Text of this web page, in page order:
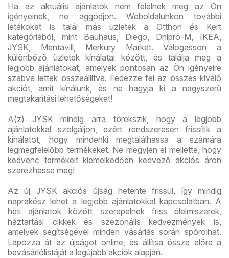
Ha az aktuális ajánlatok nem felelnek meg az Ön
igényeinek, ne aggódjon. Weboldalunkon további
letákokat is talál más üzletek a Otthon és Kert
kategóriából, mint Bauhaus, Diego, Dnipro-M, IKEA,
JYSK, Mentavill, Merkury Market. Válogasson a
különböző üzletek kínálatai között, és találja meg a
legjobb ajánlatokat, amelyek pontosan az Ön igényeire
szabva lettek összeállítva. Fedezze fel az összes kiváló
akciót, amit kínálunk, és ne hagyja ki a nagyszerű
megtakarítási lehetőségeket!
A(z) JYSK mindig arra törekszik, hogy a legjobb
ajánlatokkal szolgáljon, ezért rendszeresen frissítik a
kínálatot, hogy mindenki megtalálhassa a számára
legmegfelelőbb termékeket. Ne megyjen el mellette, hogy
kedvenc termékeit kiemelkedően kedvező akciós áron
szerezhesse meg!
Az új JYSK akciós újság hetente frissül, így mindig
naprakész lehet a legjobb ajánlatokkal kapcsolatban. A
heti ajánlatok között szerepelnek friss élelmiszerek,
háztartási cikkek és szezonális kedvezmények is,
amelyek segítségével minden vásárlás során spórolhat.
Lapozza át az újságot online, és állítsa össze előre a
bevásárlólistáját a legújabb akciók alapján.